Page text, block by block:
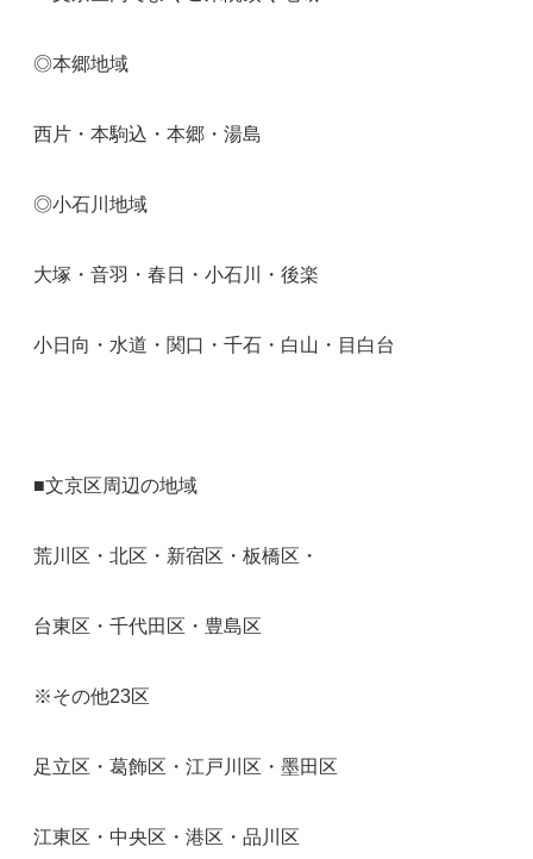
◎本郷地域
西片・本駒込・本郷・湯島
◎小石川地域
大塚・音羽・春日・小石川・後楽
小日向・水道・関口・千石・白山・目白台
■文京区周辺の地域
荒川区・北区・新宿区・板橋区・
台東区・千代田区・豊島区
※その他23区
足立区・葛飾区・江戸川区・墨田区
江東区・中央区・港区・品川区